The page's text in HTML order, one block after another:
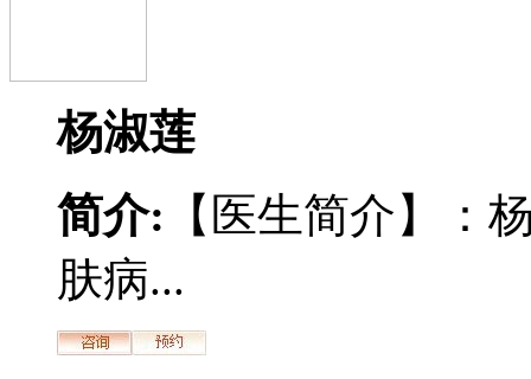
杨淑莲
简介: 【医生简介】：
肤病...